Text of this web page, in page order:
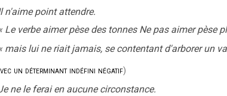
n'aime point attendre.
Le verbe aimer pèse des tonnes Ne pas aimer pèse
mais lui ne riait jamais, se contentant d'arborer un
un déterminant indéfini négatif)
ne le ferai en aucune circonstance.